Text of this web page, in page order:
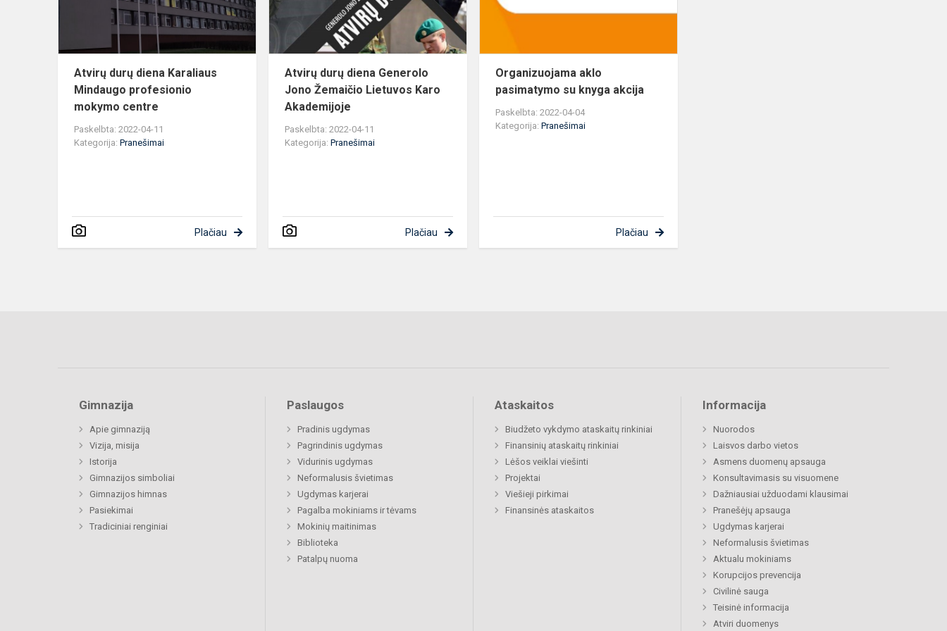
profesionio
mokymo
cen...
Atvirų durų diena Karaliaus
Mindaugo profesionio
mokymo centre
Paskelbta: 2022-04-11
Kategorija: Pranešimai
Plačiau
Žemaičio
Lietuvos
Karo
Akad...
Atvirų durų diena Generolo
Jono Žemaičio Lietuvos Karo
Akademijoje
Paskelbta: 2022-04-11
Kategorija:Pranešimai
Plačiau
akcija
Organizuojama aklo
pasimatymo su knyga akcija
Paskelbta: 2022-04-04
Kategorija:Pranešimai
Plačiau
Gimnazija
Apie gimnaziją
Vizija, misija
Istorija
Gimnazijos simboliai
Gimnazijos himnas
Pasiekimai
Tradiciniai renginiai
Paslaugos
Pradinis ugdymas
Pagrindinis ugdymas
Vidurinis ugdymas
Neformalusis švietimas
Ugdymas karjerai
Pagalba mokiniams ir tėvams
Mokinių maitinimas
Biblioteka
Patalpų nuoma
Ataskaitos
Biudžeto vykdymo ataskaitų rinkiniai
Finansinių ataskaitų rinkiniai
Lėšos veiklai viešinti
Projektai
Viešieji pirkimai
Finansinės ataskaitos
Informacija
Nuorodos
Laisvos darbo vietos
Asmens duomenų apsauga
Konsultavimasis su visuomene
Dažniausiai užduodami klausimai
Pranešėjų apsauga
Ugdymas karjerai
Neformalusis švietimas
Aktualu mokiniams
Korupcijos prevencija
Civilinė sauga
Teisinė informacija
Atviri duomenys